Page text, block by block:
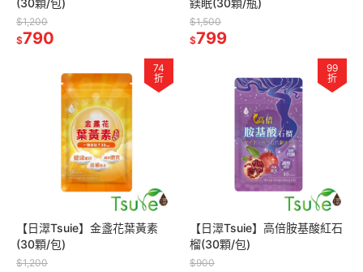
(30顆/包)
$1,200
$790
鎂眠(30顆/瓶)
$1,500
$799
74
折
【日濢Tsuie】金盞花葉黃素
(30顆/包)
$1,200
99
折
【日濢Tsuie】高倍胺基酸紅石
榴(30顆/包)
$900